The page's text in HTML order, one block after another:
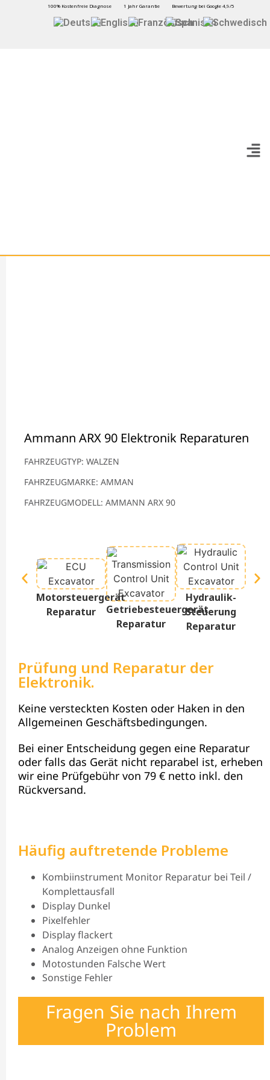
100% Kostenfreie Diagnose 1 Jahr Garantie Bewertung bei Google 4,9/5
Ammann ARX 90 Elektronik Reparaturen
FAHRZEUGTYP: WALZEN
FAHRZEUGMARKE: AMMAN
FAHRZEUGMODELL: AMMANN ARX 90
Motorsteuergerät
Reparatur
Getriebesteuergerät
Reparatur
Hydraulik-
Steuerung
Reparatur
Prüfung und Reparatur der
Elektronik.
Keine versteckten Kosten oder Haken in den
Allgemeinen Geschäftsbedingungen.
Bei einer Entscheidung gegen eine Reparatur
oder falls das Gerät nicht reparabel ist, erheben
wir eine Prüfgebühr von 79 € netto inkl. den
Rückversand.
Häufig auftretende Probleme
Kombiinstrument Monitor Reparatur bei Teil /
Komplettausfall
Display Dunkel
Pixelfehler
Display flackert
Analog Anzeigen ohne Funktion
Motostunden Falsche Wert
Sonstige Fehler
Fragen Sie nach Ihrem
Problem